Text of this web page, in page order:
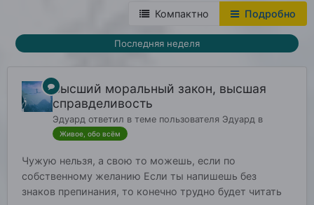
Компактно Подробно
Последняя неделя
Высший моральный закон, высшая
справделивость
Эдуард ответил в теме пользователя Эдуард в
Живое, обо всём
Чужую нельзя, а свою то можешь, если по
собственному желанию Если ты напишешь без
знаков препинания, то конечно трудно будет читать